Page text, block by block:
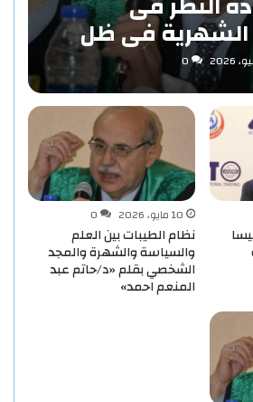
الشهرية فى ظل
بقلم «د/
احمد»
0
10 مايو، 2026 0
نظام الطيبات بين العلم
والسياسة والشهرة والمجد
الشخصي بقلم «د/حاتم عبد
المنعم احمد»